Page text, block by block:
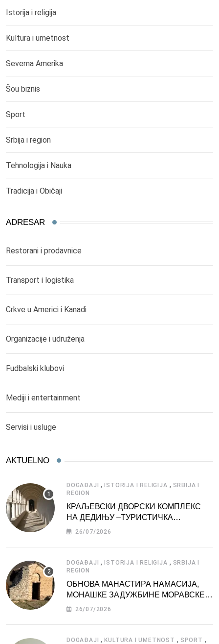
Istorija i religija
Kultura i umetnost
Severna Amerika
Šou biznis
Sport
Srbija i region
Tehnologija i Nauka
Tradicija i Običaji
ADRESAR
Restorani i prodavnice
Transport i logistika
Crkve u Americi i Kanadi
Organizacije i udruženja
Fudbalski klubovi
Mediji i entertainment
Servisi i usluge
AKTUELNO
DOGAĐAJI , ISTORIJA I RELIGIJA , SRBIJA I
REGION
КРАЉЕВСКИ ДВОРСКИ КОМПЛЕКС
НА ДЕДИЊУ –ТУРИСТИЧКА
АТРАКЦИЈА
26/07/2026
DOGAĐAJI , ISTORIJA I RELIGIJA , SRBIJA I
REGION
ОБНОВА МАНАСТИРА НАМАСИЈА,
МОНАШКЕ ЗАДУЖБИНЕ МОРАВСКЕ
СРБИЈЕ
26/07/2026
DOGAĐAJI ,KULTURA I UMETNOST , SPORT ,